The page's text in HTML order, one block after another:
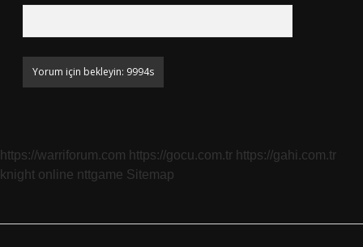
https://warriforum.com https://gocu.com.tr https://gahi.com.tr
knight online nttgame Sitemap